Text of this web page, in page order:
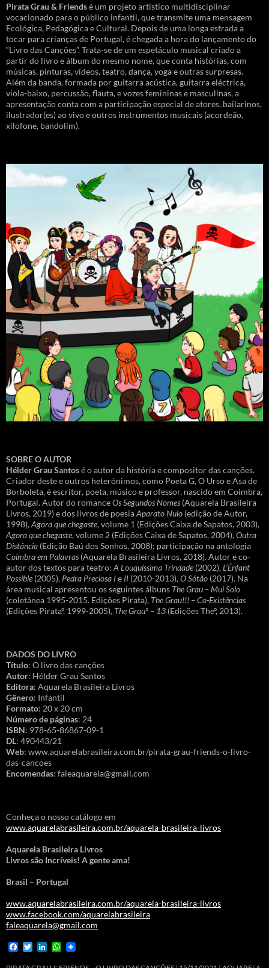
Pirata Grau & Friendsé um projeto artístico multidisciplinar
vocacionado para o público infantil, que transmite uma mensagem
Ecológica, Pedagógica e Cultural. Depois de uma longa estrada a
tocar para crianças de Portugal, é chegada a hora do lançamento do
“Livro das Canções”. Trata-se de um espetáculo musical criado a
partir do livro e álbum do mesmo nome, que conta histórias, com
músicas, pinturas, vídeos, teatro, dança, yoga e outras surpresas.
Além da banda, formada por guitarra acústica, guitarra eléctrica,
viola-baixo, percussão, flauta, e vozes femininas e masculinas, a
apresentação conta com a participação especial de atores, bailarinos,
ilustrador(es) ao vivo e outros instrumentos musicais (acordeão,
xilofone, bandolim).
SOBRE O AUTOR
Hélder Grau Santosé o autor da história e compositor das canções.
Criador deste e outros heterónimos, como Poeta G, O Urso e Asa de
Borboleta, é escritor, poeta, músico e professor, nascido em Coimbra,
Portugal. Autor do romanceOs Segundos Nomes (Aquarela Brasileira
Livros, 2019) e dos livros de poesiaAparato Nulo (edição de Autor,
1998),Agora que chegaste, volume 1 (Edições Caixa de Sapatos, 2003),
Agora que chegaste, volume 2 (Edições Caixa de Sapatos, 2004),Outra
Distância (Edição Baú dos Sonhos, 2008); participação na antologia
Coimbra em Palavras (Aquarela Brasileira Livros, 2018). Autor e co-
autor dos textos para teatro: A Louquíssima Trindade (2002),L’Énfant
Possible (2005), Pedra Preciosa Ie II (2010-2013),O Sótão (2017). Na
área musical apresentou os seguintes álbuns The Grau – Mui Solo
(coletânea 1995-2015. Edições Pirata), The Grau!!! – Co-Existências
(Edições Pirataº, 1999-2005), The Grauº – 13 (Edições Theº, 2013).
DADOS DO LIVRO
Título: O livro das canções
Autor: Hélder Grau Santos
Editora: Aquarela Brasileira Livros
Gênero: Infantil
Formato: 20 x 20 cm
Número de páginas: 24
ISBN: 978-65-86867-09-1
DL: 490443/21
Web: www.aquarelabrasileira.com.br/pirata-grau-friends-o-livro-
das-cancoes
Encomendas: faleaquarela@gmail.com
Conheça o nosso catálogo em
www.aquarelabrasileira.com.br/aquarela-brasileira-livros
Aquarela Brasileira Livros
Livros são Incríveis! A gente ama!
Brasil – Portugal
www.aquarelabrasileira.com.br/aquarela-brasileira-livros
www.facebook.com/aquarelabrasileira
faleaquarela@gmail.com
F
W